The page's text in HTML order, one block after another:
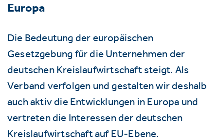
Europa
Die Bedeutung der europäischen
Gesetzgebung für die Unternehmen der
deutschen Kreislaufwirtschaft steigt. Als
Verband verfolgen und gestalten wir deshalb
auch aktiv die Entwicklungen in Europa und
vertreten die Interessen der deutschen
Kreislaufwirtschaft auf EU-Ebene.